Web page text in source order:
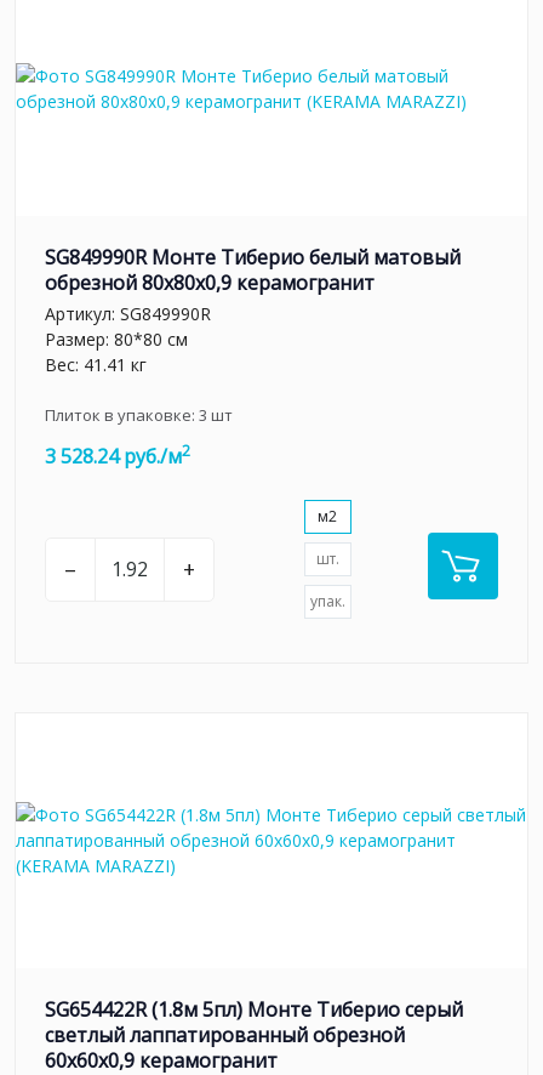
SG849990R Монте Тиберио белый матовый
обрезной 80x80x0,9 керамогранит
Артикул: SG849990R
Размер: 80*80 см
Вес: 41.41 кг
Плиток в упаковке: 3 шт
3 528.24 руб./м2
– +
м2
шт.
упак.
SG654422R (1.8м 5пл) Монте Тиберио серый
светлый лаппатированный обрезной
60x60x0,9 керамогранит